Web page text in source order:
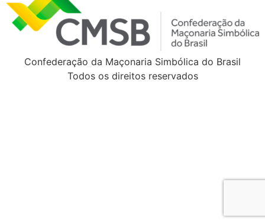
Confederação da Maçonaria Simbólica do Brasil
Todos os direitos reservados